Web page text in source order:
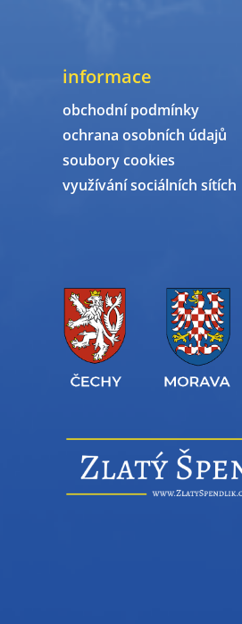
informace
obchodní podmínky
ochrana osobních údajů
soubory cookies
využívání sociálních sítích